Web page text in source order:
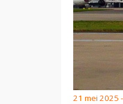
21 mei 2025